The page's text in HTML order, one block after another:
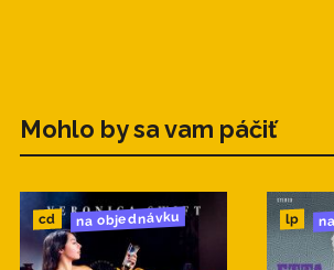
Mohlo by sa vam páčiť
cd na objednávku lp